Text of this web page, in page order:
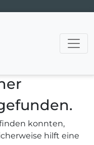
konnten,
hilft eine